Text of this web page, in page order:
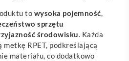
to wysoka pojemność,
sprzętu
środowisku. Każda
RPET, podkreślającą
materiału, co dodatkowo